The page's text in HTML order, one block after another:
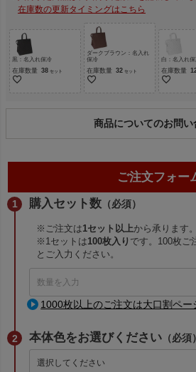
在庫数の更新タイミングはこちら
黒：名入れ保冷
在庫数量 38
ダークブラウン：名入れ
保冷
在庫数量 32
白：名入れ保
在庫数量
商品についてのお問い
ご注文フォー
購入セット数 （必須）
※ご注文は1セット以上から承ります。
※1セットは100枚入り です。100枚ご
とご入力ください。
1000枚以上のご注文は大口割ペー
本体色をお選びください （必須）